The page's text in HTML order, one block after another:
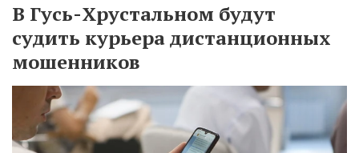
В Гусь-Хрустальном будут
судить курьера дистанционных
мошенников